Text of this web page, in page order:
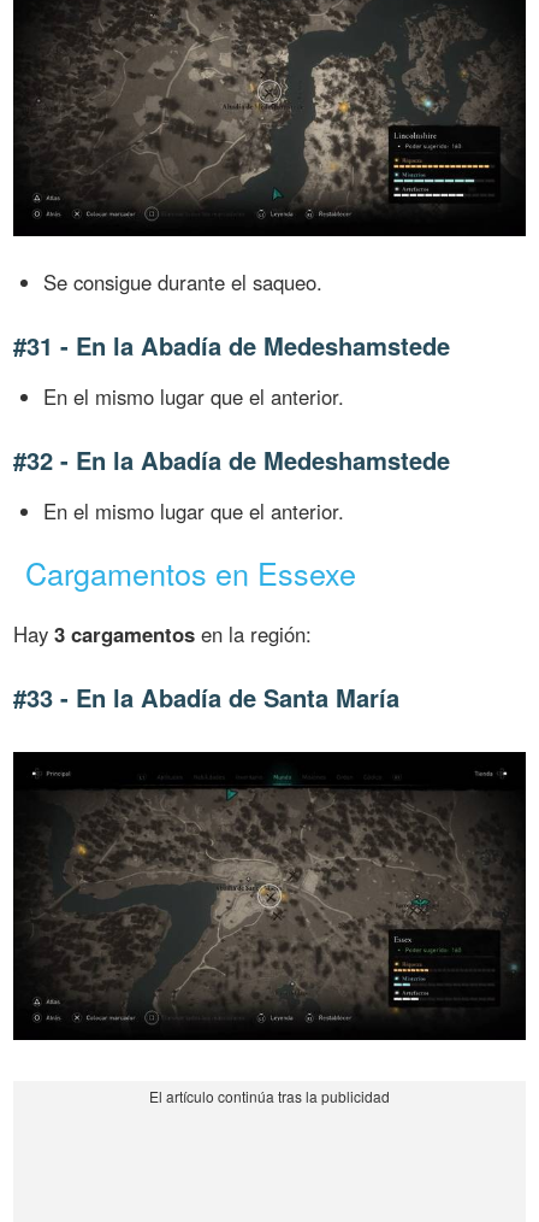
Se consigue durante el saqueo.
#31 - En la Abadía de Medeshamstede
En el mismo lugar que el anterior.
#32 - En la Abadía de Medeshamstede
En el mismo lugar que el anterior.
Cargamentos en Essexe
Hay3 cargamentos en la región:
#33 - En la Abadía de Santa María